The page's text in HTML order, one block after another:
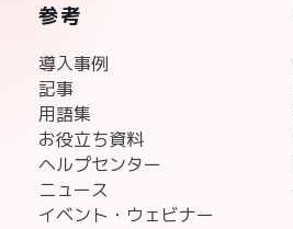
参考
導入事例
記事
用語集
お役立ち資料
ヘルプセンター
ニュース
イベント・ウェビナー